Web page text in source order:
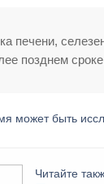
печени,
позднем
может быть
Читайте